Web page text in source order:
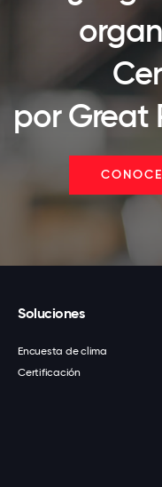
por Great
Soluciones
Encuesta de clima
Certificación